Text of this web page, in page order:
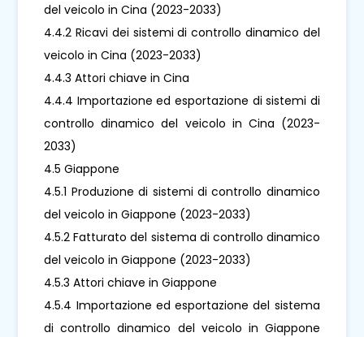
del veicolo in Cina (2023-2033)
4.4.2 Ricavi dei sistemi di controllo dinamico del
veicolo in Cina (2023-2033)
4.4.3 Attori chiave in Cina
4.4.4 Importazione ed esportazione di sistemi di
controllo dinamico del veicolo in Cina (2023-
2033)
4.5 Giappone
4.5.1 Produzione di sistemi di controllo dinamico
del veicolo in Giappone (2023-2033)
4.5.2 Fatturato del sistema di controllo dinamico
del veicolo in Giappone (2023-2033)
4.5.3 Attori chiave in Giappone
4.5.4 Importazione ed esportazione del sistema
di controllo dinamico del veicolo in Giappone